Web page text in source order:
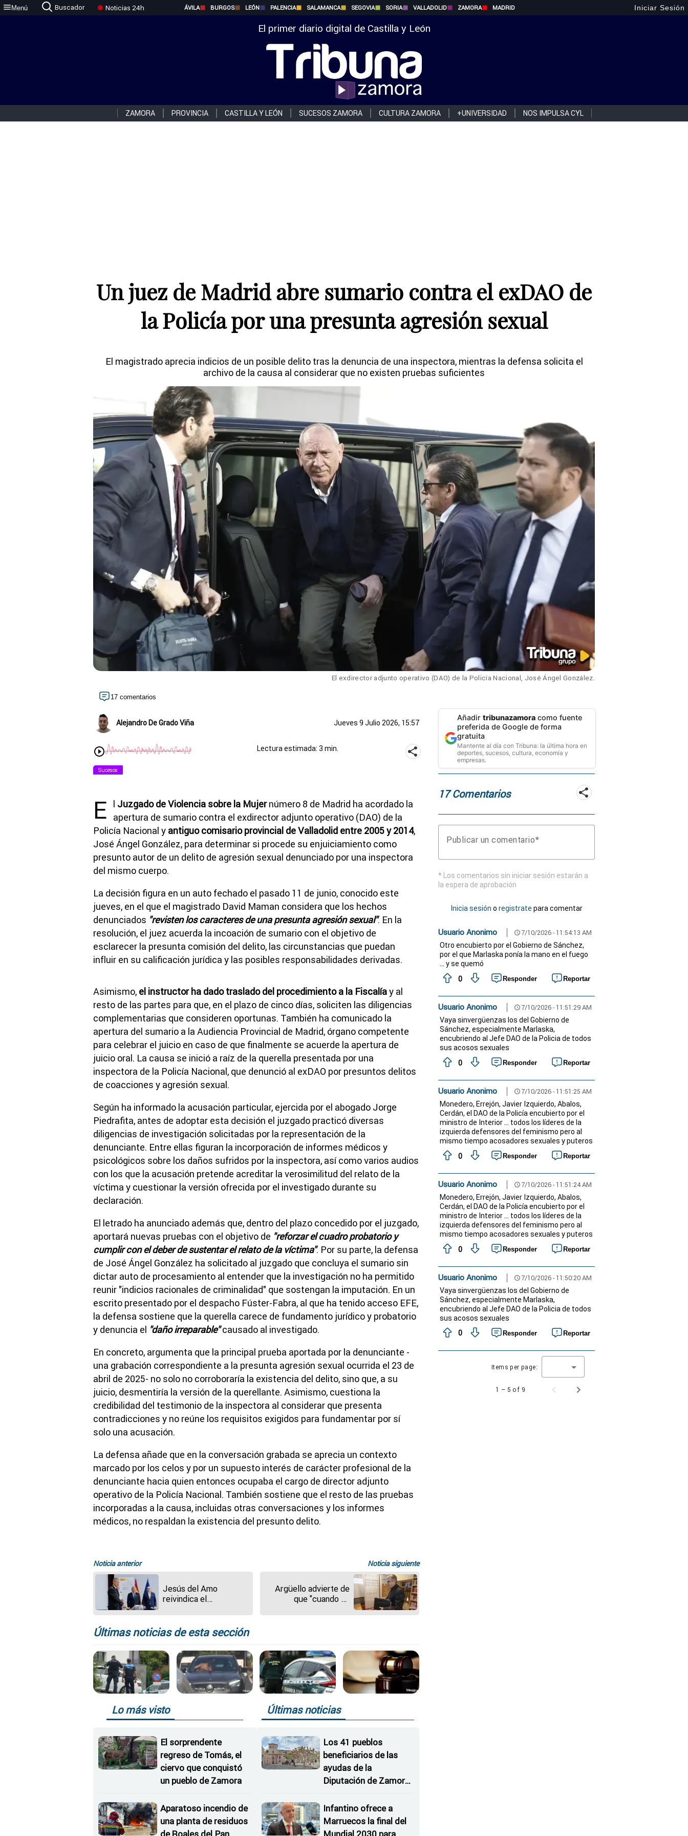
Menú Buscador Noticias 24h ÁVILA BURGOS LEÓN PALENCIA SALAMANCA SEGOVIA SORIA VALLADOLID ZAMORA MADRID Iniciar Sesión
El primer diario digital de Castilla y León
ZAMORA PROVINCIA CASTILLA Y LEÓN SUCESOS ZAMORA CULTURA ZAMORA +UNIVERSIDAD NOS IMPULSA CYL
Un juez de Madrid abre sumario contra el exDAO de
la Policía por una presunta agresión sexual
El magistrado aprecia indicios de un posible delito tras la denuncia de una inspectora, mientras la defensa solicita el
archivo de la causa al considerar que no existen pruebas suficientes
El exdirector adjunto operativo (DAO) de la Policía Nacional, José Ángel González.
17 comentarios
Alejandro De Grado Viña Jueves 9 Julio 2026, 15:57
Lectura estimada: 3 min.
Sucesos
E l Juzgado de Violencia sobre la Mujernúmero 8 de Madrid ha acordado la
apertura de sumario contra el exdirector adjunto operativo (DAO) de la
Policía Nacional y antiguo comisario provincial de Valladolid entre 2005 y 2014,
José Ángel González, para determinar si procede su enjuiciamiento como
presunto autor de un delito de agresión sexual denunciado por una inspectora
del mismo cuerpo.
La decisión figura en un auto fechado el pasado 11 de junio, conocido este
jueves, en el que el magistrado David Maman considera que los hechos
denunciados "revisten los caracteres de una presunta agresión sexual". En la
resolución, el juez acuerda la incoación de sumario con el objetivo de
esclarecer la presunta comisión del delito, las circunstancias que puedan
influir en su calificación jurídica y las posibles responsabilidades derivadas.
Asimismo, el instructor ha dado traslado del procedimiento a la Fiscalíay al
resto de las partes para que, en el plazo de cinco días, soliciten las diligencias
complementarias que consideren oportunas. También ha comunicado la
apertura del sumario a la Audiencia Provincial de Madrid, órgano competente
para celebrar el juicio en caso de que finalmente se acuerde la apertura de
juicio oral. La causa se inició a raíz de la querella presentada por una
inspectora de la Policía Nacional, que denunció al exDAO por presuntos delitos
de coacciones y agresión sexual.
Según ha informado la acusación particular, ejercida por el abogado Jorge
Piedrafita, antes de adoptar esta decisión el juzgado practicó diversas
diligencias de investigación solicitadas por la representación de la
denunciante. Entre ellas figuran la incorporación de informes médicos y
psicológicos sobre los daños sufridos por la inspectora, así como varios audios
con los que la acusación pretende acreditar la verosimilitud del relato de la
víctima y cuestionar la versión ofrecida por el investigado durante su
declaración.
El letrado ha anunciado además que, dentro del plazo concedido por el juzgado,
aportará nuevas pruebas con el objetivo de "reforzar el cuadro probatorio y
cumplir con el deber de sustentar el relato de la víctima". Por su parte, la defensa
de José Ángel González ha solicitado al juzgado que concluya el sumario sin
dictar auto de procesamiento al entender que la investigación no ha permitido
reunir "indicios racionales de criminalidad" que sostengan la imputación. En un
escrito presentado por el despacho Fúster-Fabra, al que ha tenido acceso EFE,
la defensa sostiene que la querella carece de fundamento jurídico y probatorio
y denuncia el "daño irreparable"causado al investigado.
En concreto, argumenta que la principal prueba aportada por la denunciante -
una grabación correspondiente a la presunta agresión sexual ocurrida el 23 de
abril de 2025- no solo no corroboraría la existencia del delito, sino que, a su
juicio, desmentiría la versión de la querellante. Asimismo, cuestiona la
credibilidad del testimonio de la inspectora al considerar que presenta
contradicciones y no reúne los requisitos exigidos para fundamentar por sí
solo una acusación.
La defensa añade que en la conversación grabada se aprecia un contexto
marcado por los celos y por un supuesto interés de carácter profesional de la
denunciante hacia quien entonces ocupaba el cargo de director adjunto
operativo de la Policía Nacional. También sostiene que el resto de las pruebas
incorporadas a la causa, incluidas otras conversaciones y los informes
médicos, no respaldan la existencia del presunto delito.
Noticia anterior
Jesús del Amo
reivindica el
hacer frente a las
nuevas formas de
delincuencia
Noticia siguiente
Argüello advierte de
que "cuando un
Últimas noticias de esta sección
Lo más visto
El sorprendente
regreso de Tomás, el
ciervo que conquistó
un pueblo de Zamora
Aparatoso incendio de
una planta de residuos
Últimas noticias
Los 41 pueblos
beneficiarios de las
ayudas de la
Diputación de Zamora
consultorios locales
Infantino ofrece a
Marruecos la final del
Añadir tribunazamora como fuente
preferida de Google de forma
gratuita
Mantente al día con Tribuna: la última hora en
deportes, sucesos, cultura, economía y
empresas.
17 Comentarios
Publicar un comentario
* Los comentarios sin iniciar sesión estarán a
la espera de aprobación
Inicia sesión o registrate para comentar
Usuario Anonimo schedule 7/10/2026 - 11:54:13 AM
Otro encubierto por el Gobierno de Sánchez,
por el que Marlaska ponía la mano en el fuego
... y se quemó
0
Responder Reportar
Usuario Anonimo schedule 7/10/2026 - 11:51:29 AM
Vaya sinvergüenzas los del Gobierno de
Sánchez, especialmente Marlaska,
encubriendo al Jefe DAO de la Policia de todos
sus acosos sexuales
0
Responder Reportar
Usuario Anonimo schedule 7/10/2026 - 11:51:25 AM
Monedero, Errejón, Javier Izquierdo, Abalos,
Cerdán, el DAO de la Policía encubierto por el
ministro de Interior ... todos los líderes de la
izquierda defensores del feminismo pero al
mismo tiempo acosadores sexuales y puteros
0
Responder Reportar
Usuario Anonimo schedule 7/10/2026 - 11:51:24 AM
Monedero, Errejón, Javier Izquierdo, Abalos,
Cerdán, el DAO de la Policía encubierto por el
ministro de Interior ... todos los líderes de la
izquierda defensores del feminismo pero al
mismo tiempo acosadores sexuales y puteros
0
Responder Reportar
Usuario Anonimo schedule 7/10/2026 - 11:50:20 AM
Vaya sinvergüenzas los del Gobierno de
Sánchez, especialmente Marlaska,
encubriendo al Jefe DAO de la Policia de todos
sus acosos sexuales
0
Responder Reportar
Items per page:
1 – 5 of 9